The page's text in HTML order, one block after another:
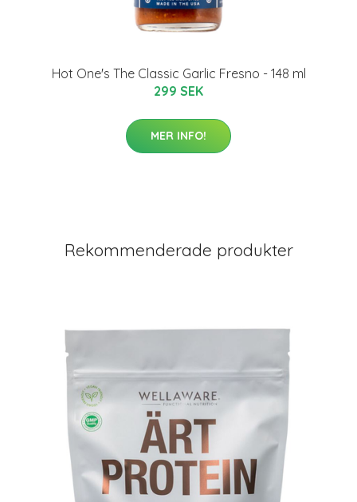
Hot One's The Classic Garlic Fresno - 148 ml
299 SEK
MER INFO!
Rekommenderade produkter